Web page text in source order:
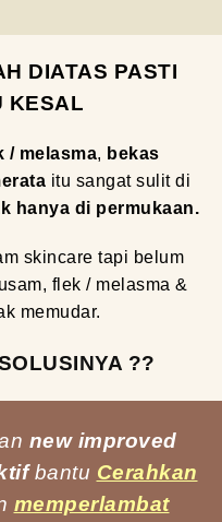
DIATAS PASTI
KESAL
/ melasma, bekas
itu sangat sulit di
hanya di permukaan.
skincare tapi belum
flek / melasma &
memudar.
??
new improved
bantu Cerahkan
memperlambat